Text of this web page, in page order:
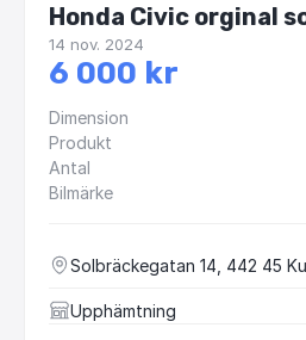
Honda Civic orginal
14 nov. 2024
6 000 kr
Dimension
Produkt
Antal
Bilmärke
Solbräckegatan 14, 442 45
Upphämtning